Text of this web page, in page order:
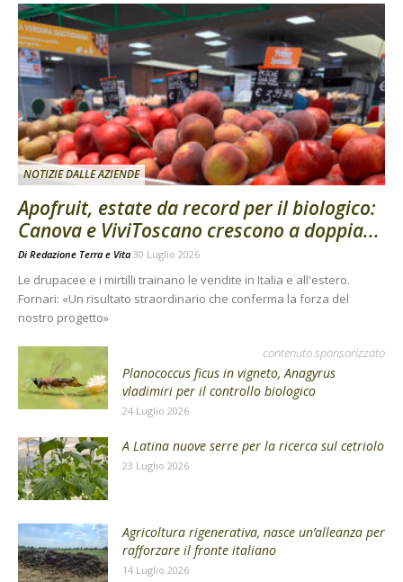
NOTIZIE DALLE AZIENDE
Apofruit, estate da record per il biologico:
Canova e ViviToscano crescono a doppia...
Di Redazione Terra e Vita 30 Luglio 2026
Le drupacee e i mirtilli trainano le vendite in Italia e all'estero.
Fornari: «Un risultato straordinario che conferma la forza del
nostro progetto»
contenuto sponsorizzato
Planococcus ficus in vigneto, Anagyrus
vladimiri per il controllo biologico
24 Luglio 2026
A Latina nuove serre per la ricerca sul cetriolo
23 Luglio 2026
Agricoltura rigenerativa, nasce un’alleanza per
rafforzare il fronte italiano
14 Luglio 2026